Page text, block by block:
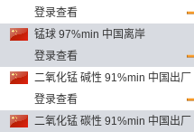
登录查看
锰球 97%min 中国离岸
登录查看
二氧化锰 碱性 91%min 中国出厂
登录查看
二氧化锰 碳性 91%min 中国出厂